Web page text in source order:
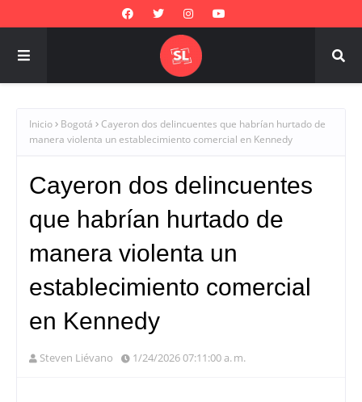
Inicio Bogotá
Cayeron dos delincuentes que habrían hurtado de
manera violenta un establecimiento comercial en Kennedy
Cayeron dos delincuentes
que habrían hurtado de
manera violenta un
establecimiento comercial
en Kennedy
Steven Liévano 1/24/2026 07:11:00 a. m.